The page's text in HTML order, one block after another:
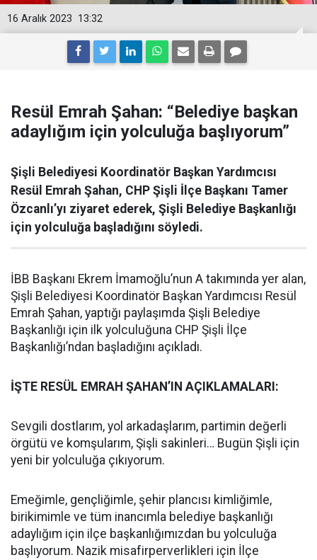
13:32
16 Aralık 2023
Resül Emrah Şahan: “Belediye başkan
adaylığım için yolculuğa başlıyorum”
Şişli Belediyesi Koordinatör Başkan Yardımcısı
Resül Emrah Şahan, CHP Şişli İlçe Başkanı Tamer
Özcanlı’yı ziyaret ederek, Şişli Belediye Başkanlığı
için yolculuğa başladığını söyledi.
İBB Başkanı Ekrem İmamoğlu’nun A takımında yer alan,
Şişli Belediyesi Koordinatör Başkan Yardımcısı Resül
Emrah Şahan, yaptığı paylaşımda Şişli Belediye
Başkanlığı için ilk yolculuğuna CHP Şişli İlçe
Başkanlığı’ndan başladığını açıkladı.
İŞTE RESÜL EMRAH ŞAHAN’IN AÇIKLAMALARI:
Sevgili dostlarım, yol arkadaşlarım, partimin değerli
örgütü ve komşularım, Şişli sakinleri… Bugün Şişli için
yeni bir yolculuğa çıkıyorum.
Emeğimle, gençliğimle, şehir plancısı kimliğimle,
birikimimle ve tüm inancımla belediye başkanlığı
adaylığım için ilçe başkanlığımızdan bu yolculuğa
başlıyorum. Nazik misafirperverlikleri için İlçe